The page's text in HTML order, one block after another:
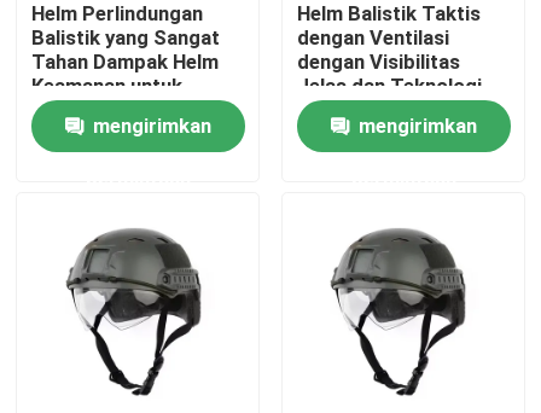
Rumah
video
Tentang Kami
Helm Perlindungan
Balistik yang Sangat
Tahan Dampak Helm
Keamanan untuk
Perlindungan Tahan
Dampakmengirimkan
Helm Balistik Taktis
dengan Ventilasi
dengan Visibilitas
Jelas dan Teknologi
Anti-Spall
mengirimkan